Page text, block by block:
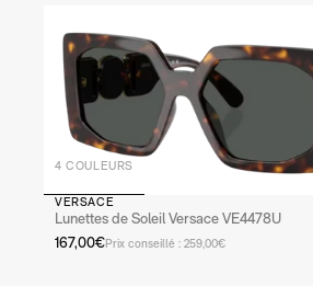
4 COULEURS
VERSACE
Lunettes de Soleil Versace VE4478U
167,00€Prix conseillé : 259,00€